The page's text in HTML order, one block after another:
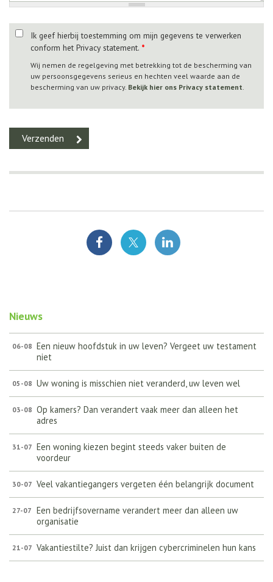
Ik geef hierbij toestemming om mijn gegevens te verwerken
conform het Privacy statement. *
Wij nemen de regelgeving met betrekking tot de bescherming van
uw persoonsgegevens serieus en hechten veel waarde aan de
bescherming van uw privacy. Bekijk hier ons Privacy statement.
Nieuws
06-08 Een nieuw hoofdstuk in uw leven? Vergeet uw testament
niet
05-08 Uw woning is misschien niet veranderd, uw leven wel
03-08 Op kamers? Dan verandert vaak meer dan alleen het
adres
31-07 Een woning kiezen begint steeds vaker buiten de
voordeur
30-07 Veel vakantiegangers vergeten één belangrijk document
27-07 Een bedrijfsovername verandert meer dan alleen uw
organisatie
21-07 Vakantiestilte? Juist dan krijgen cybercriminelen hun kans